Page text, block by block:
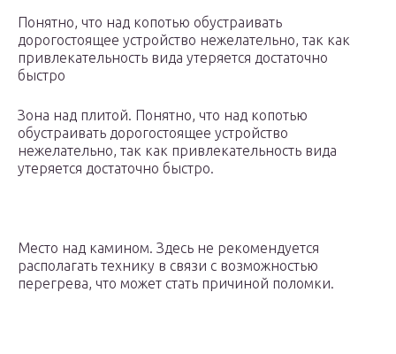
Понятно, что над копотью обустраивать
дорогостоящее устройство нежелательно, так как
привлекательность вида утеряется достаточно
быстро
Зона над плитой. Понятно, что над копотью
обустраивать дорогостоящее устройство
нежелательно, так как привлекательность вида
утеряется достаточно быстро.
Место над камином. Здесь не рекомендуется
располагать технику в связи с возможностью
перегрева, что может стать причиной поломки.